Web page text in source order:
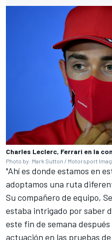
Charles Leclerc, Ferrari en la
Photo by: Mark Sutton / Motorsport
"Ahí es donde estamos en
adoptamos una ruta
Su compañero de equipo,
estaba intrigado por saber
este fin de semana
actuación en las pruebas